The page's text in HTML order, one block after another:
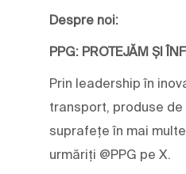
Despre noi:
PPG: PROTEJĂM ȘI
Prin leadership în
transport, produse
suprafețe în mai
urmăriți @PPG pe X.